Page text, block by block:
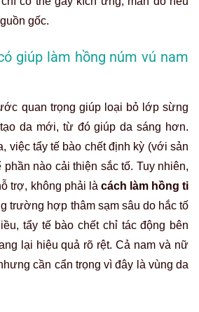
gốc.
giúp làm hồng núm vú nam
quan trọng giúp loại bỏ lớp sừng
da mới, từ đó giúp da sáng hơn.
việc tẩy tế bào chết định kỳ (với sản
phần nào cải thiện sắc tố. Tuy nhiên,
trợ, không phải là cách làm hồng ti
trường hợp thâm sạm sâu do hắc tố
tẩy tế bào chết chỉ tác động bên
lại hiệu quả rõ rệt. Cả nam và nữ
cần cẩn trọng vì đây là vùng da